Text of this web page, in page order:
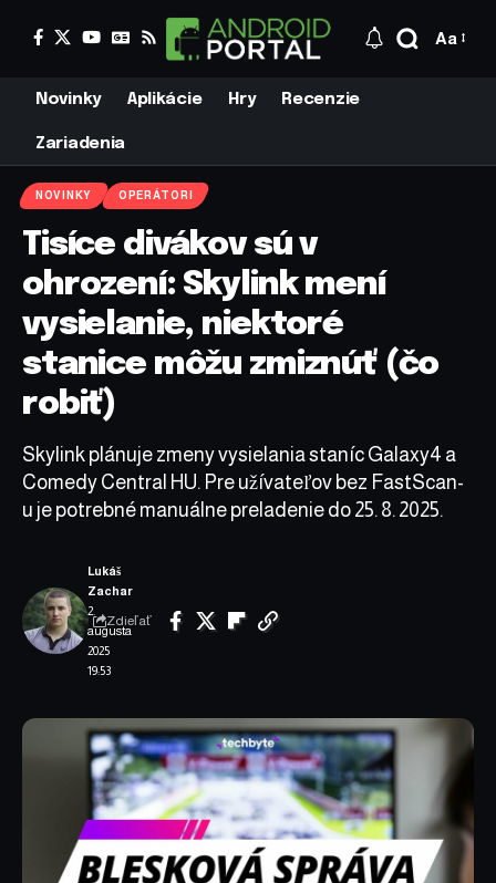
Aa
Novinky Aplikácie Hry Recenzie
Zariadenia
NOVINKY OPERÁTORI
Tisíce divákov sú v
ohrození: Skylink mení
vysielanie, niektoré
stanice môžu zmiznúť (čo
robiť)
Skylink plánuje zmeny vysielania staníc Galaxy4 a
Comedy Central HU. Pre užívateľov bez FastScan-
u je potrebné manuálne preladenie do 25. 8. 2025.
2.
augusta
2025
19:53
Lukáš
Zachar
Zdieľať